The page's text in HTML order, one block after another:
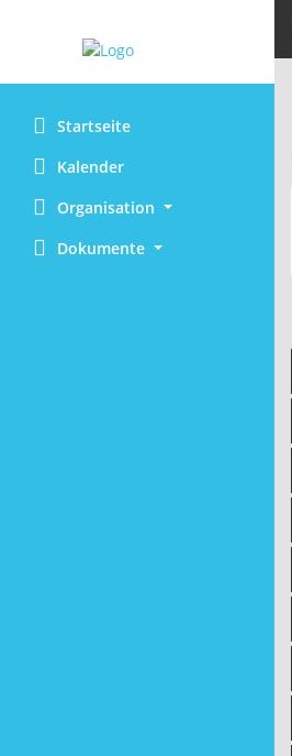
Startseite
Kalender
Organisation
Dokumente